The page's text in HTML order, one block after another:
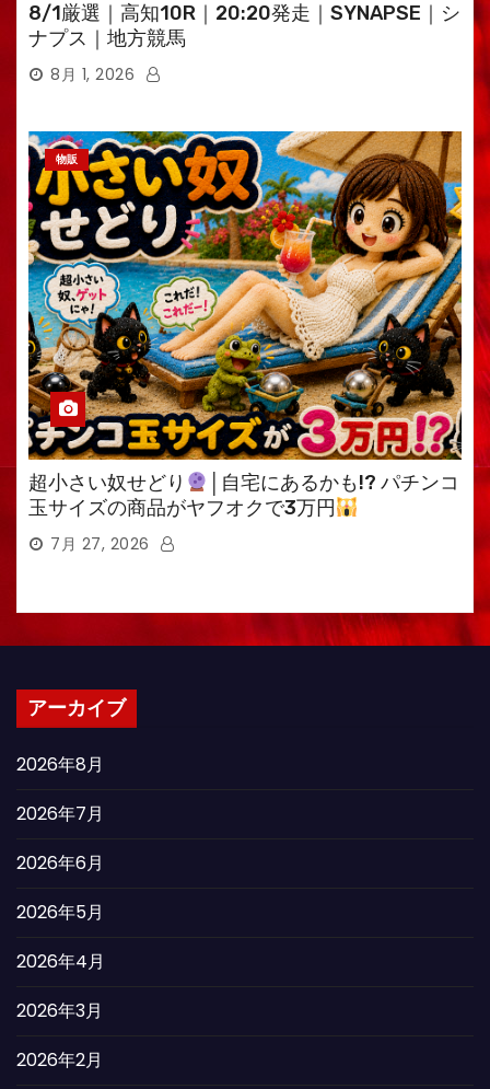
8/1厳選｜高知10R｜20:20発走｜SYNAPSE｜シ
ナプス｜地方競馬
8月 1, 2026
物販
超小さい奴せどり
│自宅にあるかも!? パチンコ
玉サイズの商品がヤフオクで3万円
7月 27, 2026
アーカイブ
2026年8月
2026年7月
2026年6月
2026年5月
2026年4月
2026年3月
2026年2月